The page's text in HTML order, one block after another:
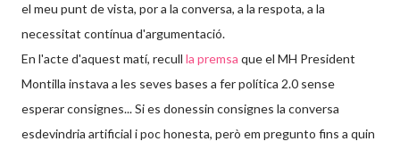
el meu punt de vista, por a la conversa, a la respota, a la
necessitat contínua d'argumentació.
En l'acte d'aquest matí, recull la premsa que el MH President
Montilla instava a les seves bases a fer política 2.0 sense
esperar consignes... Si es donessin consignes la conversa
esdevindria artificial i poc honesta, però em pregunto fins a quin